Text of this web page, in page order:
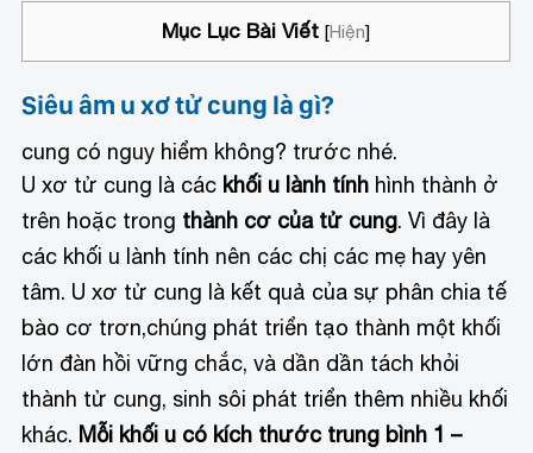
Mục Lục Bài Viết [Hiện]
Siêu âm u xơ tử cung là gì?
cung có nguy hiểm không? trước nhé.
U xơ tử cung là các khối u lành tính hình thành ở
trên hoặc trong thành cơ của tử cung. Vì đây là
các khối u lành tính nên các chị các mẹ hay yên
tâm. U xơ tử cung là kết quả của sự phân chia tế
bào cơ trơn,chúng phát triển tạo thành một khối
lớn đàn hồi vững chắc, và dần dần tách khỏi
thành tử cung, sinh sôi phát triển thêm nhiều khối
khác. Mỗi khối u có kích thước trung bình 1 –